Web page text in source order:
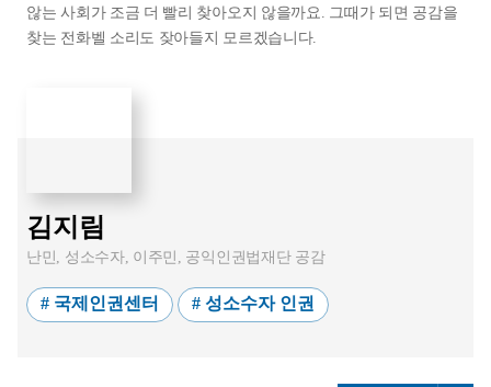
않는 사회가 조금 더 빨리 찾아오지 않을까요. 그때가 되면 공감을
찾는 전화벨 소리도 잦아들지 모르겠습니다.
김지림
난민, 성소수자, 이주민, 공익인권법재단 공감
# 국제인권센터 # 성소수자 인권